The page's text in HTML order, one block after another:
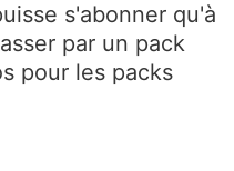
s'abonner qu'à
par un pack
pour les packs